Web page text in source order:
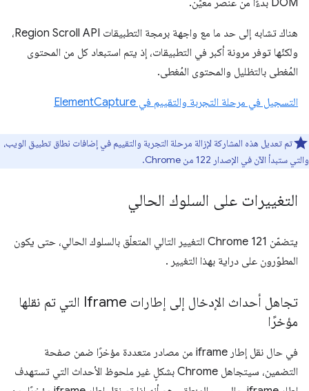
DOM بدءًا من عنصر معيّن.
هناك تشابه إلى حد ما مع واجهة برمجة التطبيقات Region Scroll API،
ولكنّها توفر مرونة أكبر في التطبيقات، إذ يتم استبعاد كل من المحتوى
المُغطى بالتظليل والمحتوى المُغطى.
التسجيل في مرحلة التجربة والتقييم في ElementCapture
تم تعديل هذه المشاركة لإزالة مرحلة التجربة والتقييم في إضافات نطاق تطبيق الويب،
والتي ستبدأ الآن في الإصدار 122 من Chrome.
التغييرات على السلوك الحالي
يتضمّن Chrome 121 التغيير التالي المتعلّق بالسلوك الحالي، حتى يكون
المطوّرون على دراية بهذا التغيير .
تجاهل أحداث الإدخال إلى إطارات Iframe التي تم نقلها
مؤخرًا
في حال نقل إطار iframe من مصادر متعددة مؤخرًا ضمن صفحة
التضمين، سيتجاهل Chrome بشكلٍ غير ملحوظ الأحداث التي تستهدف